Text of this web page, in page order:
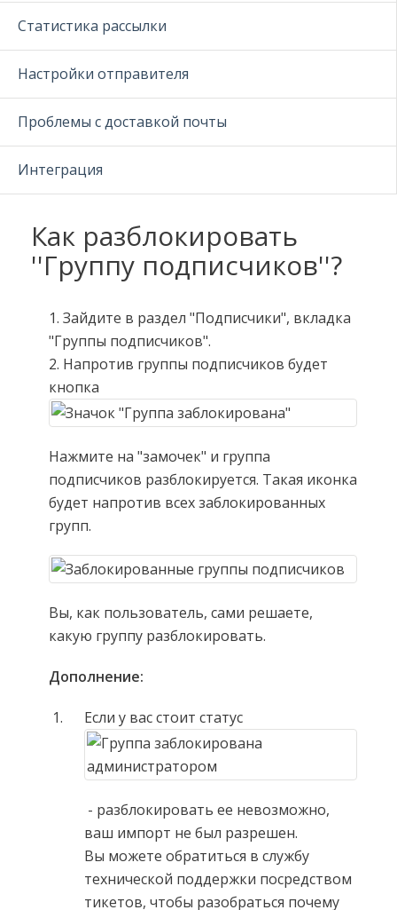
Статистика рассылки
Настройки отправителя
Проблемы с доставкой почты
Интеграция
Как разблокировать
''Группу подписчиков''?
1. Зайдите в раздел "Подписчики", вкладка
"Группы подписчиков".
2. Напротив группы подписчиков будет
кнопка
Нажмите на "замочек" и группа
подписчиков разблокируется. Такая иконка
будет напротив всех заблокированных
групп.
Вы, как пользователь, сами решаете,
какую группу разблокировать.
Дополнение:
Если у вас стоит статус
- разблокировать ее невозможно,
ваш импорт не был разрешен.
Вы можете обратиться в службу
технической поддержки посредством
тикетов, чтобы разобраться почему